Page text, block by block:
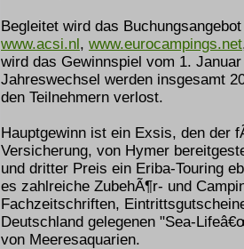
Begleitet wird das
www.acsi.nl, www.eurocampings.net
wird das Gewinnspiel vom 1.
Jahreswechsel werden insgesamt
den Teilnehmern verlost.
Hauptgewinn ist ein Exsis, den der
Versicherung, von Hymer
und dritter Preis ein Eriba-Touring
es zahlreiche ZubehÃ¶r- und
Fachzeitschriften,
Deutschland gelegenen "Sea-
von Meeresaquarien.